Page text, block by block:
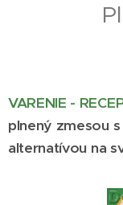
VARENIE -
plnený zmesou
alternatívou na